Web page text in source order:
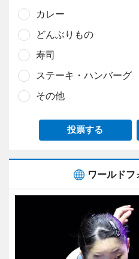
カレー
どんぶりもの
寿司
ステーキ・ハンバーグ
その他
投票する
ワールドフ